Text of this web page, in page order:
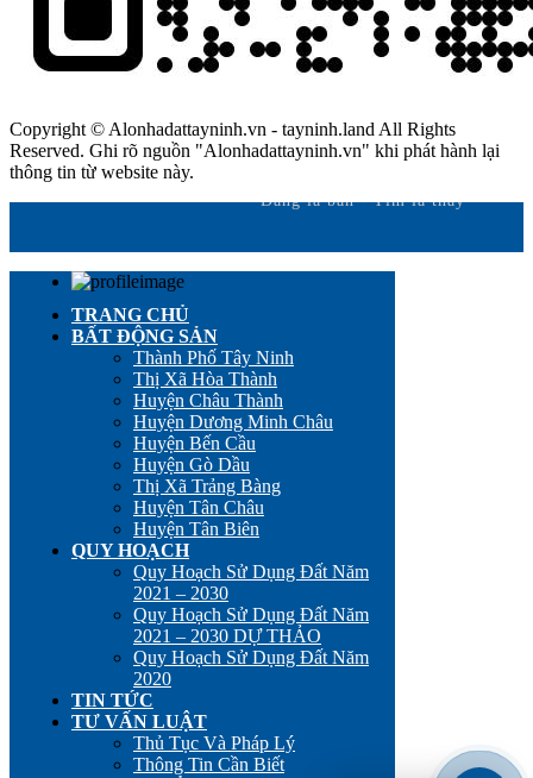
Copyright © Alonhadattayninh.vn - tayninh.land All Rights
Reserved. Ghi rõ nguồn "Alonhadattayninh.vn" khi phát hành lại
thông tin từ website này.
Đăng là bán - Tìm là thấy
TRANG CHỦ
BẤT ĐỘNG SẢN
Thành Phố Tây Ninh
Thị Xã Hòa Thành
Huyện Châu Thành
Huyện Dương Minh Châu
Huyện Bến Cầu
Huyện Gò Dầu
Thị Xã Trảng Bàng
Huyện Tân Châu
Huyện Tân Biên
QUY HOẠCH
Quy Hoạch Sử Dụng Đất Năm
2021 – 2030
Quy Hoạch Sử Dụng Đất Năm
2021 – 2030 DỰ THẢO
Quy Hoạch Sử Dụng Đất Năm
2020
TIN TỨC
TƯ VẤN LUẬT
Thủ Tục Và Pháp Lý
Thông Tin Cần Biết